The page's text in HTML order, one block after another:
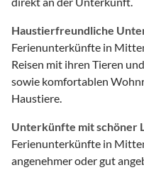
Haustierfreundliche
Ferienunterkünfte in
Reisen mit ihren Tieren
sowie komfortablen
Haustiere.
Unterkünfte mit schöner
Ferienunterkünfte in
angenehmer oder gut